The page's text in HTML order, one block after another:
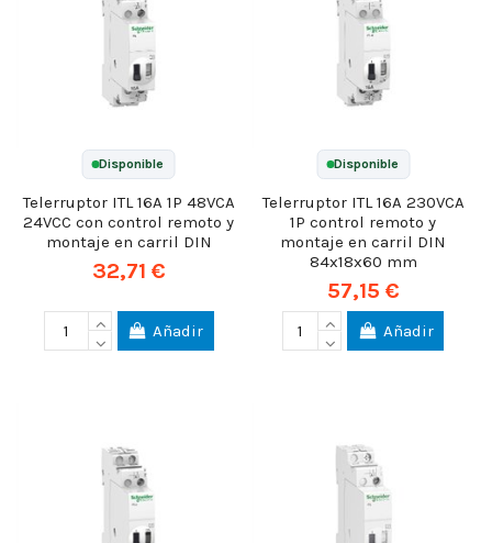
Disponible
Telerruptor ITL 16A 1P 48VCA
24VCC con control remoto y
montaje en carril DIN
32,71 €
Añadir
Disponible
Telerruptor ITL 16A 230VCA
1P control remoto y
montaje en carril DIN
84x18x60 mm
57,15 €
Añadir